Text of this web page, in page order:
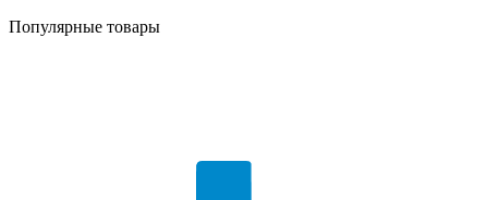
Популярные товары